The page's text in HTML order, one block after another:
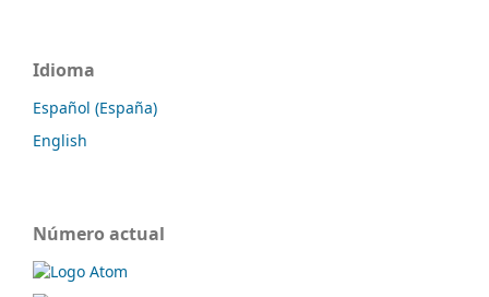
Idioma
Español (España)
English
Número actual